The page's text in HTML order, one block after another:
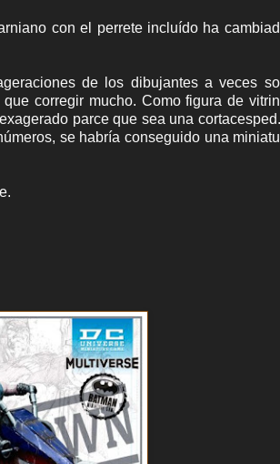
con el perrete incluído ha
de los dibujantes a veces
corregir mucho. Como figura de
parce que sea una
se habría conseguido una